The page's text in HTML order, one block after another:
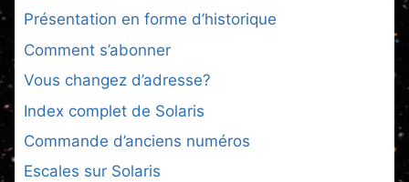
Présentation en forme d’historique
Comment s’abonner
Vous changez d’adresse?
Index complet de Solaris
Commande d’anciens numéros
Escales sur Solaris